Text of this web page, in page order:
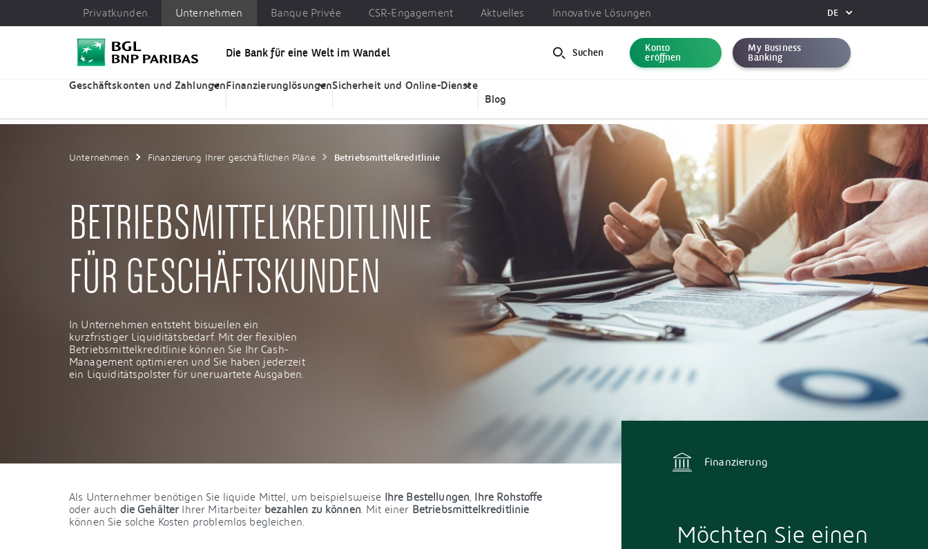
Privatkunden Unternehmen
Privatkunden Unternehmen Banque Privée CSR-Engagement Aktuelles Innovative Lösungen DE
EN
Die Bank für eine Welt im Wandel Suchen
Konto
eröffnen
My Business
Banking
Geschäftskonten und ZahlungenFinanzierunglösungenSicherheit und Online-Dienste
Blog
Unternehmen Finanzierung Ihrer geschäftlichen Pläne Betriebsmittelkreditlinie
BETRIEBSMITTELKREDITLINIE
FÜR GESCHÄFTSKUNDEN
In Unternehmen entsteht bisweilen ein
kurzfristiger Liquiditätsbedarf. Mit der flexiblen
Betriebsmittelkreditlinie können Sie Ihr Cash-
Management optimieren und Sie haben jederzeit
ein Liquiditätspolster für unerwartete Ausgaben.
Als Unternehmer benötigen Sie liquide Mittel, um beispielsweise Ihre Bestellungen, Ihre Rohstoffe
oder auch die Gehälter Ihrer Mitarbeiter bezahlen zu können. Mit einer Betriebsmittelkreditlinie
können Sie solche Kosten problemlos begleichen.
Finanzierung
Möchten Sie einen